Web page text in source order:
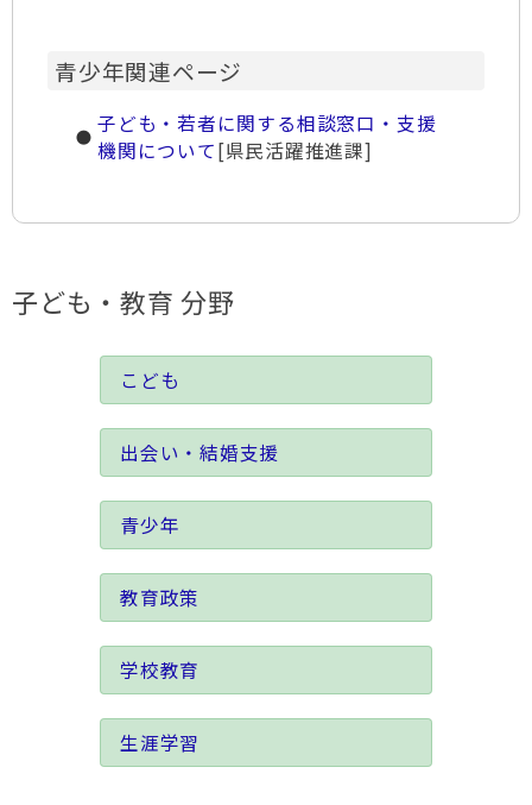
青少年関連ページ
子ども・若者に関する相談窓口・支援
機関について[県民活躍推進課]
子ども・教育 分野
こども
出会い・結婚支援
青少年
教育政策
学校教育
生涯学習